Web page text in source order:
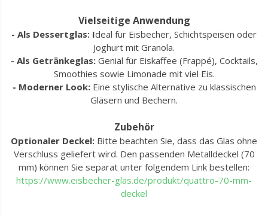
Vielseitige Anwendung
- Als Dessertglas: Ideal für Eisbecher, Schichtspeisen oder
Joghurt mit Granola.
- Als Getränkeglas:Genial für Eiskaffee (Frappé), Cocktails,
Smoothies sowie Limonade mit viel Eis.
- Moderner Look:Eine stylische Alternative zu klassischen
Gläsern und Bechern.
Zubehör
Optionaler Deckel: Bitte beachten Sie, dass das Glas ohne
Verschluss geliefert wird. Den passenden Metalldeckel (70
mm) können Sie separat unter folgendem Link bestellen:
https://www.eisbecher-glas.de/produkt/quattro-70-mm-
deckel